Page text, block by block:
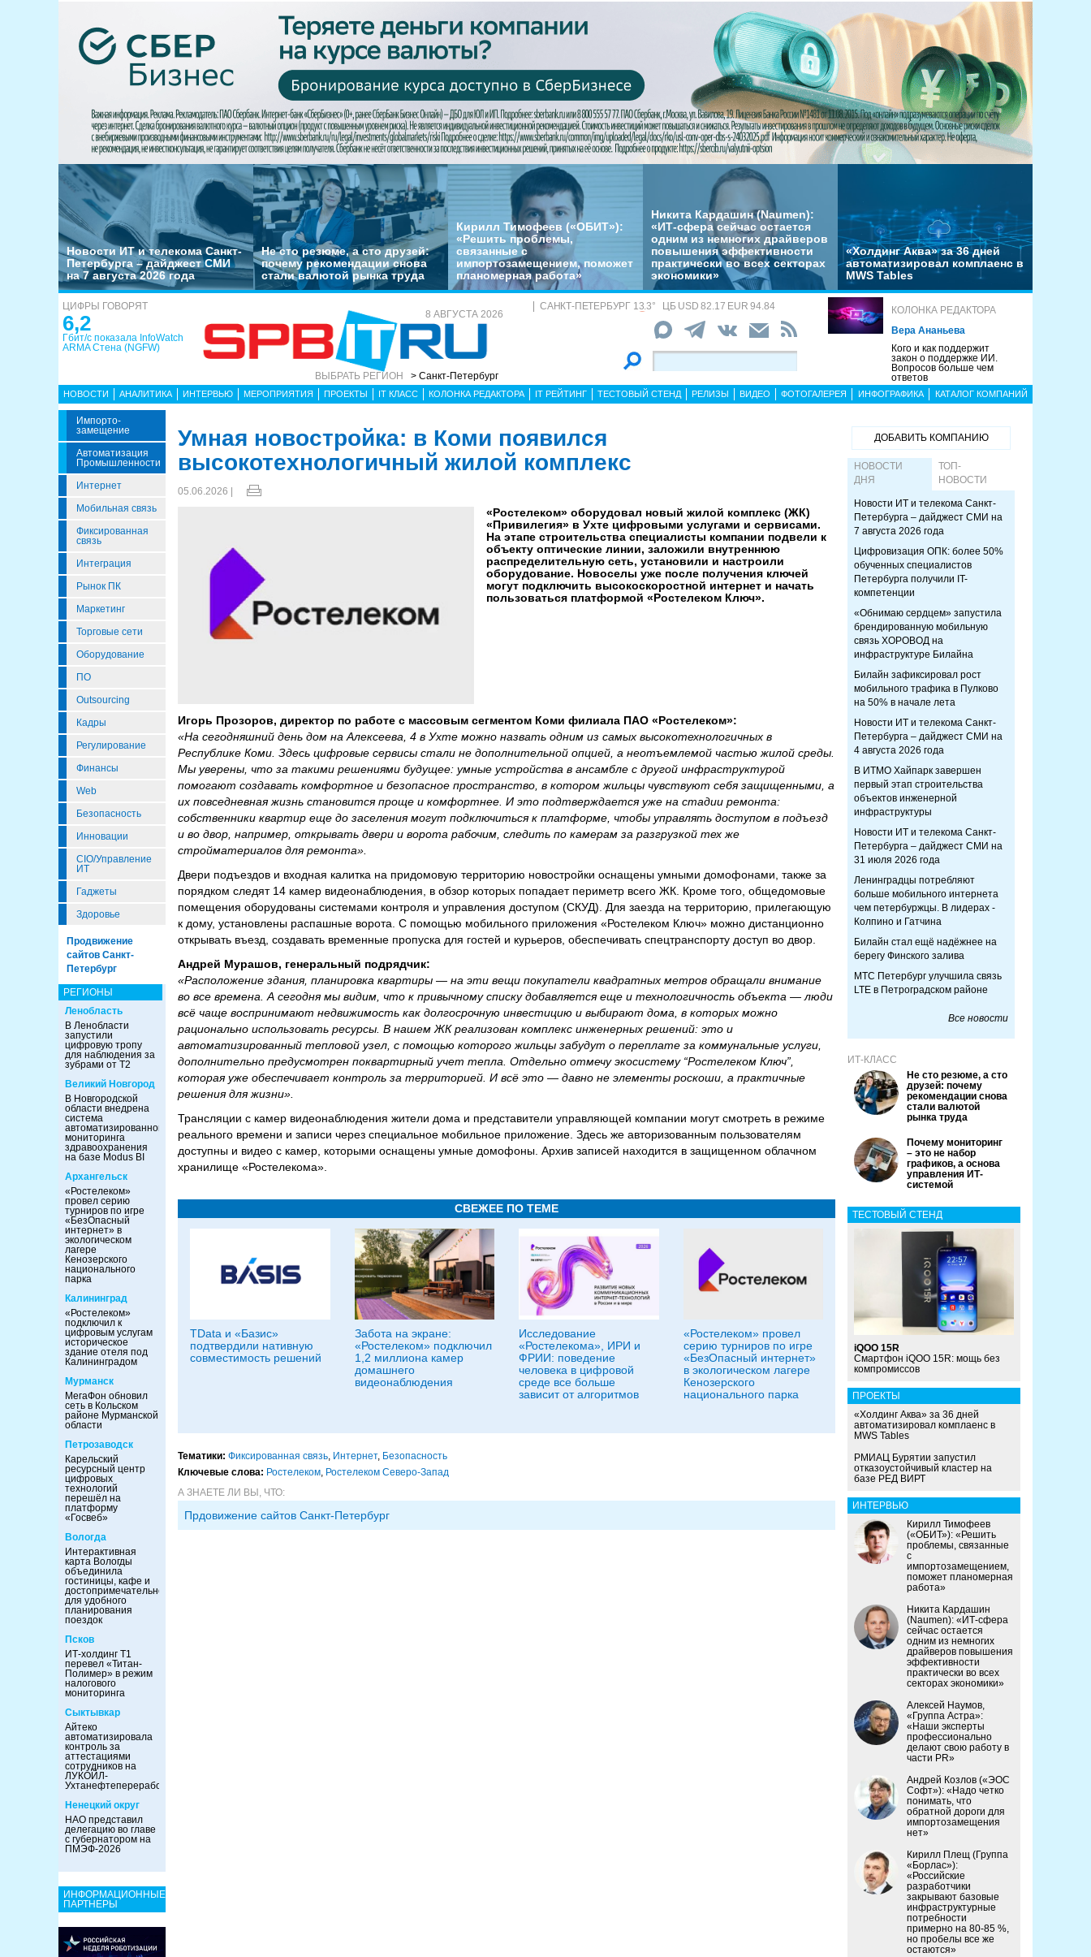
Новости ИТ и телекома Санкт-
Петербурга – дайджест СМИ
на 7 августа 2026 года
Не сто резюме, а сто друзей:
почему рекомендации снова
стали валютой рынка труда
Кирилл Тимофеев («ОБИТ»):
«Решить проблемы,
связанные с
импортозамещением, поможет
планомерная работа»
Никита Кардашин (Naumen):
«ИТ-сфера сейчас остается
одним из немногих драйверов
повышения эффективности
практически во всех секторах
экономики»
«Холдинг Аква» за 36 дней
автоматизировал комплаенс в
MWS Tables
ЦИФРЫ ГОВОРЯТ
6,2
Гбит/с показала InfoWatch
ARMA Стена (NGFW)
8 АВГУСТА 2026
ВЫБРАТЬ РЕГИОН > Санкт-Петербург
САНКТ-ПЕТЕРБУРГ 13.3° ЦБ USD 82.17 EUR 94.84
КОЛОНКА РЕДАКТОРА
Вера Ананьева
Кого и как поддержит
закон о поддержке ИИ.
Вопросов больше чем
ответов
НОВОСТИ АНАЛИТИКА ИНТЕРВЬЮ МЕРОПРИЯТИЯ ПРОЕКТЫ IT КЛАСС КОЛОНКА РЕДАКТОРА IT РЕЙТИНГ ТЕСТОВЫЙ СТЕНД РЕЛИЗЫ ВИДЕО ФОТОГАЛЕРЕЯ ИНФОГРАФИКА КАТАЛОГ КОМПАНИЙ
Импорто­
Замещение
Автоматизация
Промышленности
Интернет
Мобильная связь
Фиксированная
связь
Интеграция
Рынок ПК
Маркетинг
Торговые сети
Оборудование
ПО
Outsourcing
Кадры
Регулирование
Финансы
Web
Безопасность
Инновации
CIO/Управление
ИТ
Гаджеты
Здоровье
Продвижение
сайтов Санкт-
Петербург
РЕГИОНЫ
Ленобласть
В Ленобласти
запустили
цифровую тропу
для наблюдения за
зубрами от Т2
Великий Новгород
В Новгородской
области внедрена
система
автоматизированного
мониторинга
здравоохранения
на базе Modus BI
Архангельск
«Ростелеком»
провел серию
турниров по игре
«БезОпасный
интернет» в
экологическом
лагере
Кенозерского
национального
парка
Калининград
«Ростелеком»
подключил к
цифровым услугам
историческое
здание отеля под
Калининградом
Мурманск
МегаФон обновил
сеть в Кольском
районе Мурманской
области
Петрозаводск
Карельский
ресурсный центр
цифровых
технологий
перешёл на
платформу
«Госвеб»
Вологда
Интерактивная
карта Вологды
объединила
гостиницы, кафе и
достопримечательности
для удобного
планирования
поездок
Псков
ИТ-холдинг Т1
перевел «Титан-
Полимер» в режим
налогового
мониторинга
Сыктывкар
Айтеко
автоматизировала
контроль за
аттестациями
сотрудников на
ЛУКОЙЛ-
Ухтанефтепереработка
Ненецкий округ
НАО представил
делегацию во главе
с губернатором на
ПМЭФ-2026
ИНФОРМАЦИОННЫЕ
ПАРТНЕРЫ
Умная новостройка: в Коми появился
высокотехнологичный жилой комплекс
05.06.2026 |
«Ростелеком» оборудовал новый жилой комплекс (ЖК)
«Привилегия» в Ухте цифровыми услугами и сервисами.
На этапе строительства специалисты компании подвели к
объекту оптические линии, заложили внутреннюю
распределительную сеть, установили и настроили
оборудование. Новоселы уже после получения ключей
могут подключить высокоскоростной интернет и начать
пользоваться платформой «Ростелеком Ключ».
Игорь Прозоров, директор по работе с массовым сегментом Коми филиала ПАО «Ростелеком»:
«На сегодняшний день дом на Алексеева, 4 в Ухте можно назвать одним из самых высокотехнологичных в
Республике Коми. Здесь цифровые сервисы стали не дополнительной опцией, а неотъемлемой частью жилой среды.
Мы уверены, что за такими решениями будущее: умные устройства в ансамбле с другой инфраструктурой
помогают создавать комфортное и безопасное пространство, в котором жильцы чувствуют себя защищенными, а
их повседневная жизнь становится проще и комфортнее. И это подтверждается уже на стадии ремонта:
собственники квартир еще до заселения могут подключиться к платформе, чтобы управлять доступом в подъезд
и во двор, например, открывать двери и ворота рабочим, следить по камерам за разгрузкой тех же
стройматериалов для ремонта».
Двери подъездов и входная калитка на придомовую территорию новостройки оснащены умными домофонами, также за
порядком следят 14 камер видеонаблюдения, в обзор которых попадает периметр всего ЖК. Кроме того, общедомовые
помещения оборудованы системами контроля и управления доступом (СКУД). Для заезда на территорию, прилегающую
к дому, установлены распашные ворота. С помощью мобильного приложения «Ростелеком Ключ» можно дистанционно
открывать въезд, создавать временные пропуска для гостей и курьеров, обеспечивать спецтранспорту доступ во двор.
Андрей Мурашов, генеральный подрядчик:
«Расположение здания, планировка квартиры — на эти вещи покупатели квадратных метров обращали внимание
во все времена. А сегодня мы видим, что к привычному списку добавляется еще и технологичность объекта — люди
всё чаще воспринимают недвижимость как долгосрочную инвестицию и выбирают дома, в которых можно
рационально использовать ресурсы. В нашем ЖК реализован комплекс инженерных решений: это и
автоматизированный тепловой узел, с помощью которого жильцы забудут о переплате за коммунальные услуги,
дополнительно предусмотрен поквартирный учет тепла. Отдельно отмечу экосистему “Ростелеком Ключ”,
которая уже обеспечивает контроль за территорией. И всё это — давно не элементы роскоши, а практичные
решения для жизни».
Трансляции с камер видеонаблюдения жители дома и представители управляющей компании могут смотреть в режиме
реального времени и записи через специальное мобильное приложение. Здесь же авторизованным пользователям
доступны и видео с камер, которыми оснащены умные домофоны. Архив записей находится в защищенном облачном
хранилище «Ростелекома».
СВЕЖЕЕ ПО ТЕМЕ
TData и «Базис»
подтвердили нативную
совместимость решений
Забота на экране:
«Ростелеком» подключил
1,2 миллиона камер
домашнего
видеонаблюдения
Исследование
«Ростелекома», ИРИ и
ФРИИ: поведение
человека в цифровой
среде все больше
зависит от алгоритмов
«Ростелеком» провел
серию турниров по игре
«БезОпасный интернет»
в экологическом лагере
Кенозерского
национального парка
Тематики: Фиксированная связь, Интернет, Безопасность
Ключевые слова: Ростелеком, Ростелеком Северо-Запад
А ЗНАЕТЕ ЛИ ВЫ, ЧТО:
Прдовижение сайтов Санкт-Петербург
ДОБАВИТЬ КОМПАНИЮ
НОВОСТИ
ДНЯ
ТОП-
НОВОСТИ
Новости ИТ и телекома Санкт-
Петербурга – дайджест СМИ на
7 августа 2026 года
Цифровизация ОПК: более 50%
обученных специалистов
Петербурга получили IT-
компетенции
«Обнимаю сердцем» запустила
брендированную мобильную
связь ХОРОВОД на
инфраструктуре Билайна
Билайн зафиксировал рост
мобильного трафика в Пулково
на 50% в начале лета
Новости ИТ и телекома Санкт-
Петербурга – дайджест СМИ на
4 августа 2026 года
В ИТМО Хайпарк завершен
первый этап строительства
объектов инженерной
инфраструктуры
Новости ИТ и телекома Санкт-
Петербурга – дайджест СМИ на
31 июля 2026 года
Ленинградцы потребляют
больше мобильного интернета
чем петербуржцы. В лидерах -
Колпино и Гатчина
Билайн стал ещё надёжнее на
берегу Финского залива
МТС Петербург улучшила связь
LTE в Петроградском районе
Все новости
ИТ-КЛАСС
Не сто резюме, а сто
друзей: почему
рекомендации снова
стали валютой
рынка труда
Почему мониторинг
– это не набор
графиков, а основа
управления ИТ-
системой
ТЕСТОВЫЙ СТЕНД
iQOO 15R
Смартфон iQOO 15R: мощь без
компромиссов
ПРОЕКТЫ
«Холдинг Аква» за 36 дней
автоматизировал комплаенс в
MWS Tables
РМИАЦ Бурятии запустил
отказоустойчивый кластер на
базе РЕД ВИРТ
ИНТЕРВЬЮ
Кирилл Тимофеев
(«ОБИТ»): «Решить
проблемы, связанные
с
импортозамещением,
поможет планомерная
работа»
Никита Кардашин
(Naumen): «ИТ-сфера
сейчас остается
одним из немногих
драйверов повышения
эффективности
практически во всех
секторах экономики»
Алексей Наумов,
«Группа Астра»:
«Наши эксперты
профессионально
делают свою работу в
части PR»
Андрей Козлов («ЭОС
Софт»): «Надо четко
понимать, что
обратной дороги для
импортозамещения
нет»
Кирилл Плещ (Группа
«Борлас»):
«Российские
разработчики
закрывают базовые
инфраструктурные
потребности
примерно на 80-85 %,
но пробелы все же
остаются»